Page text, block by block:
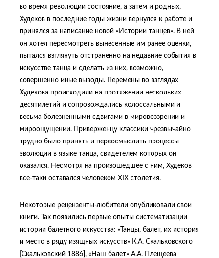
во время революции состояние, а затем и родных,
Худеков в последние годы жизни вернулся к работе и
принялся за написание новой «Истории танцев». В ней
он хотел пересмотреть вынесенные им ранее оценки,
пытался взглянуть отстраненно на недавние события в
искусстве танца и сделать из них, возможно,
совершенно иные выводы. Перемены во взглядах
Худекова происходили на протяжении нескольких
десятилетий и сопровождались колоссальными и
весьма болезненными сдвигами в мировоззрении и
мироощущении. Приверженцу классики чрезвычайно
трудно было принять и переосмыслить процессы
эволюции в языке танца, свидетелем которых он
оказался. Несмотря на произошедшее с ним, Худеков
все-таки оставался человеком XIX столетия.
Некоторые рецензенты-любители опубликовали свои
книги. Так появились первые опыты систематизации
истории балетного искусства: «Танцы, балет, их история
и место в ряду изящных искусств» К.А. Скальковского
[Скальковский 1886], «Наш балет» А.А. Плещеева